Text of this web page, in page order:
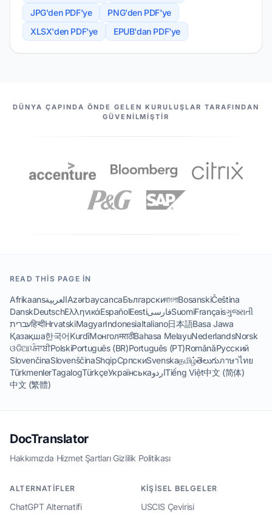
JPG'den PDF'ye
PNG'den PDF'ye
XLSX'den PDF'ye
EPUB'dan PDF'ye
ORTAKLARIMIZ
DÜNYA ÇAPINDA ÖNDE GELEN KURULUŞLAR TARAFINDAN
GÜVENILMIŞTIR
READ THIS PAGE IN
AfrikaansالعربيةAzərbaycancaБългарскиবাংলাBosanskiČeština
DanskDeutschΕλληνικάEspañolEestiفارسیSuomiFrançaisગુજરાતી
עבריתहिन्दीHrvatskiMagyarIndonesiaItaliano日本語Basa Jawa
Қазақша한국어KurdîМонголमराठीBahasa MelayuNederlandsNorsk
ଓଡିଆਪੰਜਾਬੀPolskiPortuguês (BR)Português (PT)RomânăРусский
SlovenčinaSlovenščinaShqipСрпскиSvenskaதமிழ்తెలుగుภาษาไทย
TürkmenlerTagalogTürkçeУкраїнськаاردوTiếng Việt中文 (简体)
中文 (繁體)
DocTranslator
Hakkımızda·Hizmet Şartları·Gizlilik Politikası
ALTERNATIFLER
ChatGPT Alternatifi
KIŞISEL BELGELER
USCIS Çevirisi